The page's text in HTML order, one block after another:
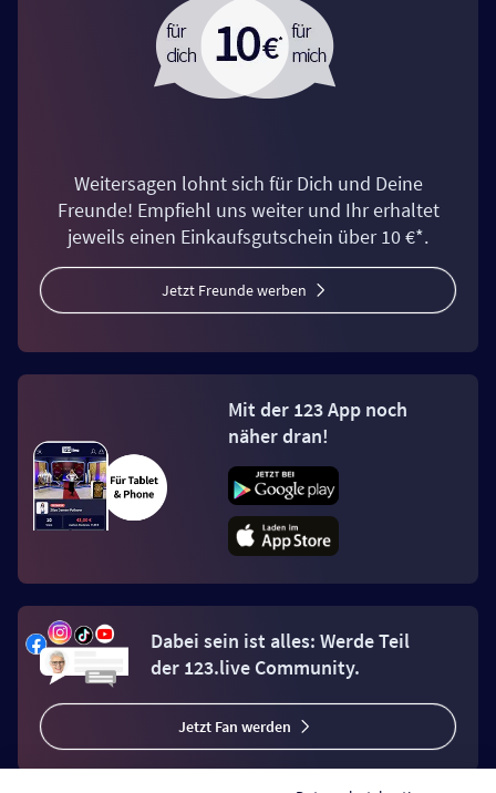
Weitersagen lohnt sich für Dich und Deine
Freunde! Empfiehl uns weiter und Ihr erhaltet
jeweils einen Einkaufsgutschein über 10 €*.
Jetzt Freunde werben
Mit der 123 App noch
näher dran!
Dabei sein ist alles: Werde Teil
der 123.live Community.
Jetzt Fan werden